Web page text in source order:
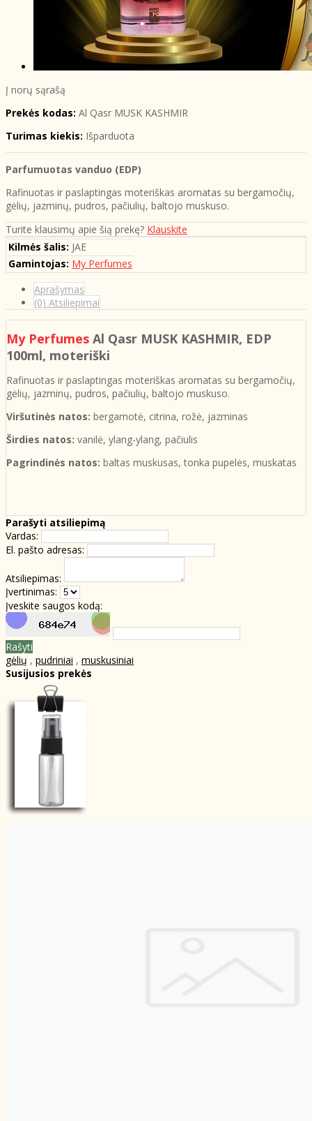
Į norų sąrašą
Prekės kodas: Al Qasr MUSK KASHMIR
Turimas kiekis: Išparduota
Parfumuotas vanduo (EDP)
Rafinuotas ir paslaptingas moteriškas aromatas su bergamočių,
gėlių, jazminų, pudros, pačiulių, baltojo muskuso.
Turite klausimų apie šią prekę? Klauskite
Kilmės šalis: JAE
Gamintojas: My Perfumes
Aprašymas
(0) Atsiliepimai
My Perfumes Al Qasr MUSK KASHMIR, EDP
100ml, moteriški
Rafinuotas ir paslaptingas moteriškas aromatas su bergamočių,
gėlių, jazminų, pudros, pačiulių, baltojo muskuso.
Viršutinės natos: bergamotė, citrina, rožė, jazminas
Širdies natos: vanilė, ylang-ylang, pačiulis
Pagrindinės natos: baltas muskusas, tonka pupelės, muskatas
Parašyti atsiliepimą
Vardas:
El. pašto adresas:
Atsiliepimas:
Įvertinimas:
Įveskite saugos kodą:
Rašyti
gėlių , pudriniai , muskusiniai
Susijusios prekės